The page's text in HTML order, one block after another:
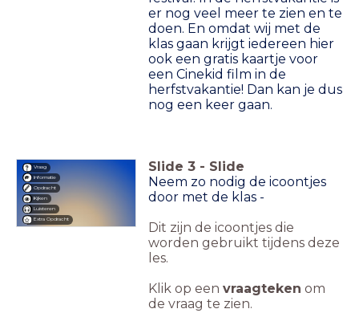
er nog veel meer te zien en te
doen. En omdat wij met de
klas gaan krijgt iedereen hier
ook een gratis kaartje voor
een Cinekid film in de
herfstvakantie! Dan kan je dus
nog een keer gaan.
Vraag
Informatie
Opdracht
Kijken
Luisteren
Extra Opdracht
Slide 3 - Slide
Neem zo nodig de icoontjes
door met de klas -
Dit zijn de icoontjes die
worden gebruikt tijdens deze
les.
Klik op een vraagteken om
de vraag te zien.